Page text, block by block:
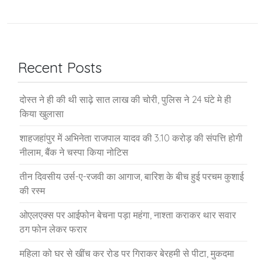
Recent Posts
दोस्त ने ही की थी साढ़े सात लाख की चोरी, पुलिस ने 24 घंटे मे ही
किया खुलासा
शाहजहांपुर में अभिनेता राजपाल यादव की 3.10 करोड़ की संपत्ति होगी
नीलाम, बैंक ने चस्पा किया नोटिस
तीन दिवसीय उर्स-ए-रजवी का आगाज, बारिश के बीच हुई परचम कुशाई
की रस्म
ओएलएक्स पर आईफोन बेचना पड़ा महंगा, नाश्ता कराकर थार सवार
ठग फोन लेकर फरार
महिला को घर से खींच कर रोड पर गिराकर बेरहमी से पीटा, मुकदमा